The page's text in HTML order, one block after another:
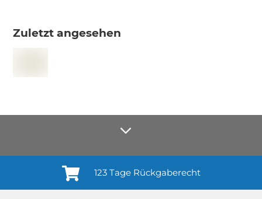
Zuletzt angesehen
Anmelden¹
123 Tage Rückgaberecht